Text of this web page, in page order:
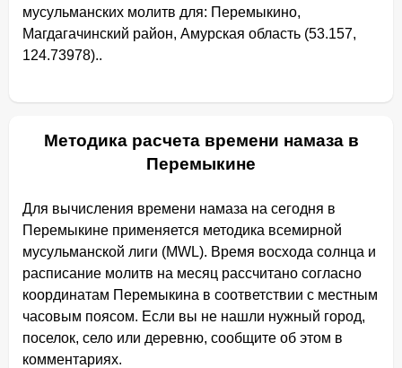
мусульманских молитв для: Перемыкино,
Магдагачинский район, Амурская область (53.157,
124.73978)..
Методика расчета времени намаза в
Перемыкине
Для вычисления времени намаза на сегодня в
Перемыкине применяется методика всемирной
мусульманской лиги (MWL). Время восхода солнца и
расписание молитв на месяц рассчитано согласно
координатам Перемыкина в соответствии с местным
часовым поясом. Если вы не нашли нужный город,
поселок, село или деревню, сообщите об этом в
комментариях.